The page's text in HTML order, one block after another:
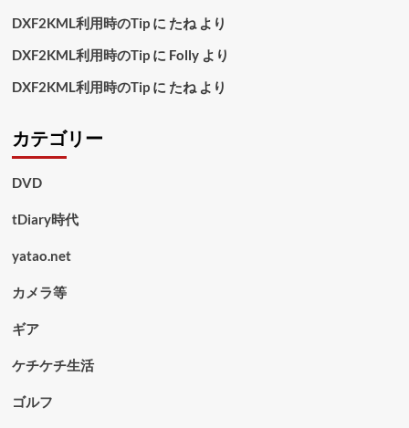
DXF2KML利用時のTipに たねより
DXF2KML利用時のTipに Follyより
DXF2KML利用時のTipに たねより
カテゴリー
DVD
tDiary時代
yatao.net
カメラ等
ギア
ケチケチ生活
ゴルフ